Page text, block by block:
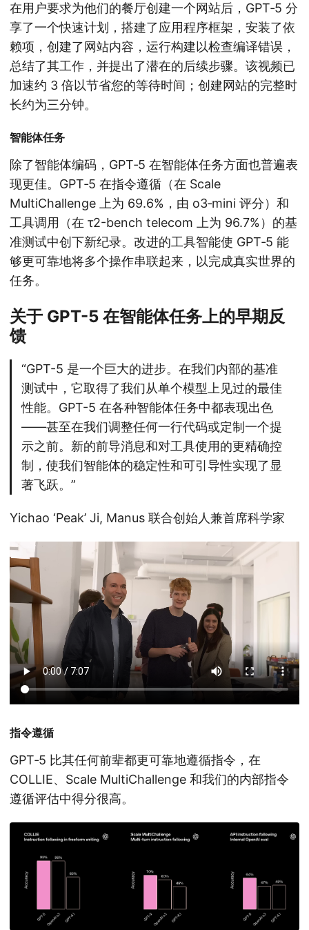
在用户要求为他们的餐厅创建一个网站后，GPT‑5 分
享了一个快速计划，搭建了应用程序框架，安装了依
赖项，创建了网站内容，运行构建以检查编译错误，
总结了其工作，并提出了潜在的后续步骤。该视频已
加速约 3 倍以节省您的等待时间；创建网站的完整时
长约为三分钟。
智能体任务
除了智能体编码，GPT‑5 在智能体任务方面也普遍表
现更佳。GPT‑5 在指令遵循（在 Scale
MultiChallenge 上为 69.6%，由 o3‑mini 评分）和
工具调用（在 τ2-bench telecom 上为 96.7%）的基
准测试中创下新纪录。改进的工具智能使 GPT‑5 能
够更可靠地将多个操作串联起来，以完成真实世界的
任务。
关于 GPT-5 在智能体任务上的早期反
馈
“GPT-5 是一个巨大的进步。在我们内部的基准
测试中，它取得了我们从单个模型上见过的最佳
性能。GPT-5 在各种智能体任务中都表现出色
——甚至在我们调整任何一行代码或定制一个提
示之前。新的前导消息和对工具使用的更精确控
制，使我们智能体的稳定性和可引导性实现了显
著飞跃。”
Yichao ‘Peak’ Ji, Manus 联合创始人兼首席科学家
指令遵循
GPT‑5 比其任何前辈都更可靠地遵循指令，在
COLLIE、Scale MultiChallenge 和我们的内部指令
遵循评估中得分很高。